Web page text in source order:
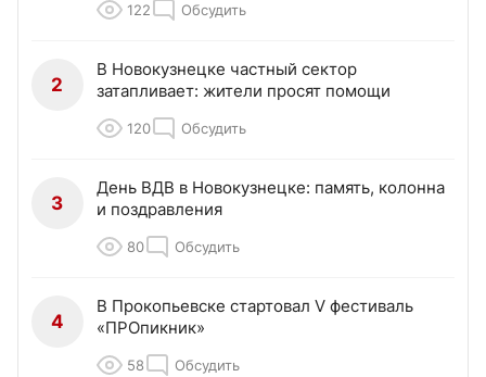
122 Обсудить
2
В Новокузнецке частный сектор
затапливает: жители просят помощи
120 Обсудить
3
День ВДВ в Новокузнецке: память, колонна
и поздравления
80 Обсудить
4
В Прокопьевске стартовал V фестиваль
«ПРОпикник»
58 Обсудить